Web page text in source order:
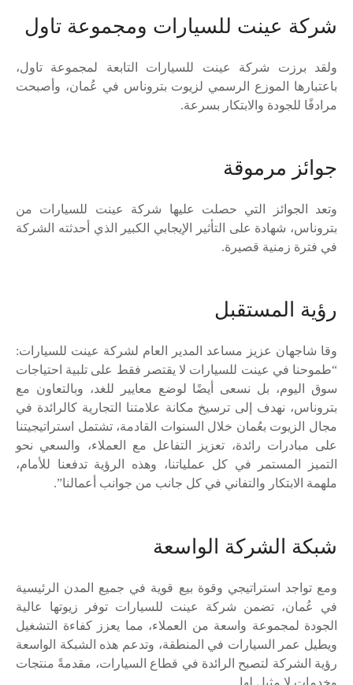
شركة عينت للسيارات ومجموعة تاول
ولقد برزت شركة عينت للسيارات التابعة لمجموعة تاول،
باعتبارها الموزع الرسمي لزيوت بتروناس في عُمان، وأصبحت
مرادفًا للجودة والابتكار بسرعة.
جوائز مرموقة
وتعد الجوائز التي حصلت عليها شركة عينت للسيارات من
بتروناس، شهادة على التأثير الإيجابي الكبير الذي أحدثته الشركة
في فترة زمنية قصيرة.
رؤية المستقبل
وقا شاجهان عزيز مساعد المدير العام لشركة عينت للسيارات:
“طموحنا في عينت للسيارات لا يقتصر فقط على تلبية احتياجات
سوق اليوم، بل نسعى أيضًا لوضع معايير للغد، وبالتعاون مع
بتروناس، نهدف إلى ترسيخ مكانة علامتنا التجارية كالرائدة في
مجال الزيوت بعُمان خلال السنوات القادمة، تشتمل استراتيجيتنا
على مبادرات رائدة، تعزيز التفاعل مع العملاء، والسعي نحو
التميز المستمر في كل عملياتنا، وهذه الرؤية تدفعنا للأمام،
ملهمة الابتكار والتفاني في كل جانب من جوانب أعمالنا”.
شبكة الشركة الواسعة
ومع تواجد استراتيجي وقوة بيع قوية في جميع المدن الرئيسية
في عُمان، تضمن شركة عينت للسيارات توفر زيوتها عالية
الجودة لمجموعة واسعة من العملاء، مما يعزز كفاءة التشغيل
ويطيل عمر السيارات في المنطقة، وتدعم هذه الشبكة الواسعة
رؤية الشركة لتصبح الرائدة في قطاع السيارات، مقدمةً منتجات
وخدمات لا مثيل لها.